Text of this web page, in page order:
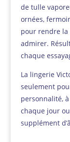
de tulle
ornées,
pour rendre la
admirer.
chaque
La lingerie
seulement
personnalité,
chaque jour
supplément